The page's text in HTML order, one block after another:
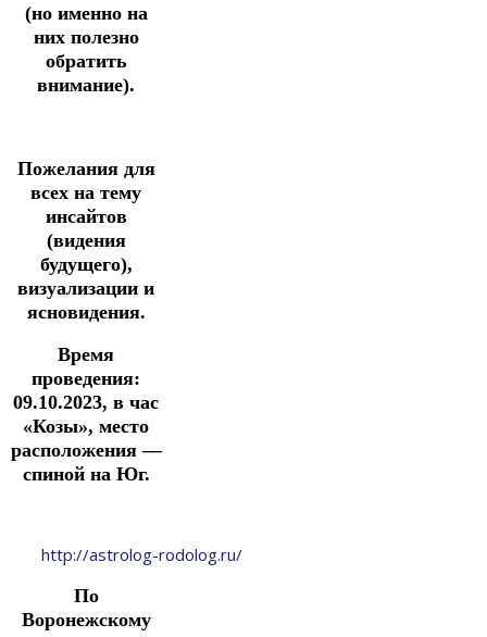
(но именно на
них полезно
обратить
внимание).
Пожелания для
всех на тему
инсайтов
(видения
будущего),
визуализации и
ясновидения.
Время
проведения:
09.10.2023, в час
«Козы», место
расположения —
спиной на Юг.
http://astrolog-rodolog.ru/
По
Воронежскому